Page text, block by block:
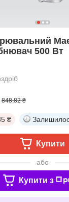
500 Вт
848,82 ₴
₴
Купити
або
Купити з